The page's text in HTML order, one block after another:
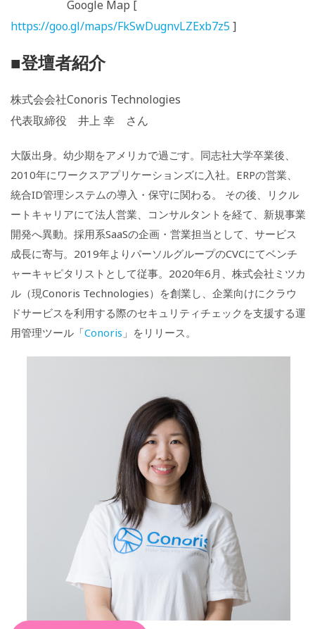
Google Map [
https://goo.gl/maps/FkSwDugnvLZExb7z5]
■登壇者紹介
株式会会社Conoris Technologies
代表取締役 井上 幸 さん
大阪出身。幼少期をアメリカで過ごす。同志社大学卒業後、
2010年にワークスアプリケーションズに入社。ERPの営業、
統合ID管理システムの導入・保守に関わる。 その後、リクル
ートキャリアにて法人営業、コンサルタントを経て、新規事業
開発へ異動。採用系SaaSの企画・営業担当として、サービス
成長に寄与。2019年よりパーソルグループのCVCにてベンチ
ャーキャピタリストとして従事。2020年6月、株式会社ミツカ
ル（現Conoris Technologies）を創業し、企業向けにクラウ
ドサービスを利用する際のセキュリティチェックを支援する運
用管理ツール「Conoris 」をリリース。